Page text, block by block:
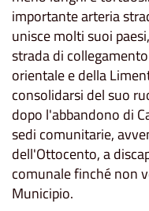
importante arteria
unisce molti suoi
strada di
orientale e della
consolidarsi del suo
dopo l'abbandono di
sedi comunitarie,
dell'Ottocento, a
comunale finché non
Municipio.